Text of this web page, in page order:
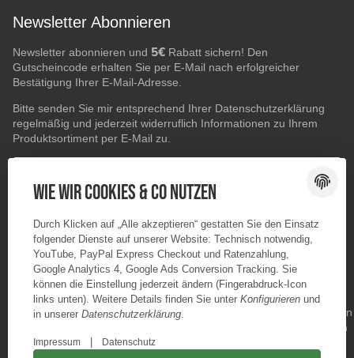
Newsletter Abonnieren
Newsletter abonnieren und 5€ Rabatt sichern! Den
Gutscheincode erhalten Sie per E-Mail nach erfolgreicher
Bestätigung Ihrer E-Mail-Adresse.
Bitte senden Sie mir entsprechend Ihrer Datenschutzerklärung
regelmäßig und jederzeit widerruflich Informationen zu Ihrem
Produktsortiment per E-Mail zu.
ABONNIEREN
Wie wir Cookies & Co nutzen
Durch Klicken auf „Alle akzeptieren“ gestatten Sie den Einsatz
folgender Dienste auf unserer Website: Technisch notwendig,
YouTube, PayPal Express Checkout und Ratenzahlung,
Google Analytics 4, Google Ads Conversion Tracking. Sie
können die Einstellung jederzeit ändern (Fingerabdruck-Icon
links unten). Weitere Details finden Sie unter Konfigurieren und
in unserer Datenschutzerklärung.
Impressum Datenschutz